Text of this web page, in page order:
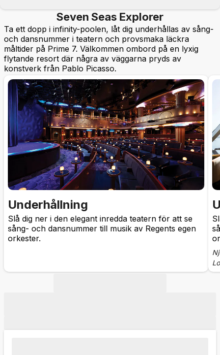
Seven Seas Explorer
Ta ett dopp i infinity-poolen, låt dig underhållas av sång-
och dansnummer i teatern och provsmaka läckra
måltider på Prime 7. Välkommen ombord på en lyxig
flytande resort där några av väggarna pryds av
konstverk från Pablo Picasso.
Underhållning
Slå dig ner i den elegant inredda teatern för att se
sång- och dansnummer till musik av Regents egen
orkester.